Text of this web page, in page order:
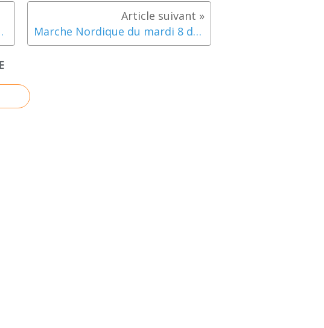
2015 Marche Nordique du mardi 8 décembre 2015